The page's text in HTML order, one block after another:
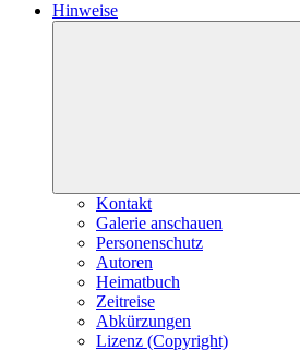
Hinweise
Kontakt
Galerie anschauen
Personenschutz
Autoren
Heimatbuch
Zeitreise
Abkürzungen
Lizenz (Copyright)